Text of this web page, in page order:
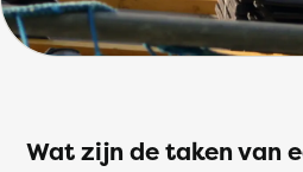
Wat zijn de taken van